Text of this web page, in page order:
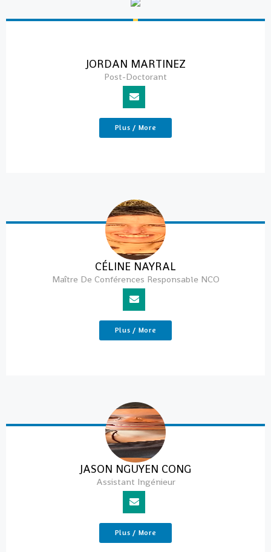
JORDAN MARTINEZ
Post-Doctorant
Plus / More
CÉLINE NAYRAL
Maître De Conférences Responsable NCO
Plus / More
JASON NGUYEN CONG
Assistant Ingénieur
Plus / More